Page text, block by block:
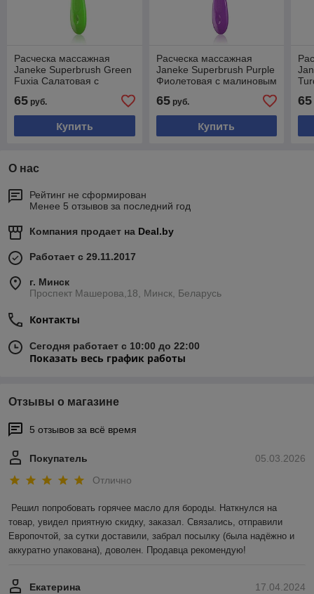
Расческа массажная
Janeke Superbrush Green
Fuxia Салатовая с
65 руб.
Купить
Расческа массажная
Janeke Superbrush Purple
Фиолетовая с малиновым
65руб.
Купить
65
О нас
Рейтинг не сформирован
Менее 5 отзывов за последний год
Компания продает на Deal.by
Работает с 29.11.2017
г. Минск
Проспект Машерова,18, Минск, Беларусь
Контакты
Сегодня работает с 10:00 до 22:00
Показать весь график работы
Отзывы о магазине
5 отзывов за всё время
05.03.2026
Покупатель
Отлично
Решил попробовать горячее масло для бороды. Наткнулся на
товар, увидел приятную скидку, заказал. Связались, отправили
Европочтой, за сутки доставили, забрал посылку (была надёжно и
аккуратно упакована), доволен. Продавца рекомендую!
17.04.2024
Екатерина